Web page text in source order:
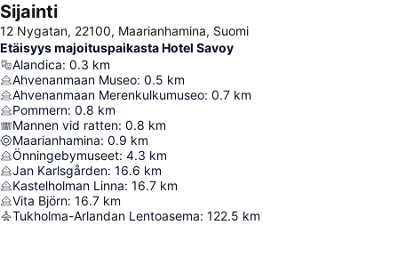
Sijainti
12 Nygatan, 22100, Maarianhamina, Suomi
Etäisyys majoituspaikasta Hotel Savoy
Alandica: 0.3 km
Ahvenanmaan Museo: 0.5 km
Ahvenanmaan Merenkulkumuseo: 0.7 km
Pommern: 0.8 km
Mannen vid ratten: 0.8 km
Maarianhamina: 0.9 km
Önningebymuseet: 4.3 km
Jan Karlsgården: 16.6 km
Kastelholman Linna: 16.7 km
Vita Björn: 16.7 km
Tukholma-Arlandan Lentoasema: 122.5 km